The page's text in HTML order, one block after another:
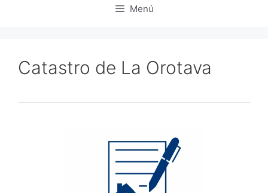
Menú
Catastro de La Orotava